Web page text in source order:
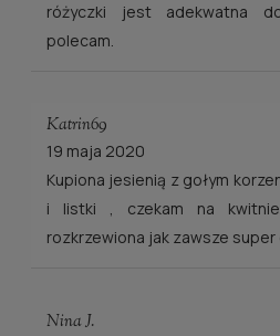
różyczki jest adekwatna
polecam.
Katrin69
19 maja 2020
Kupiona jesienią z gołym
i listki , czekam na
rozkrzewiona jak zawsze super
Nina J.